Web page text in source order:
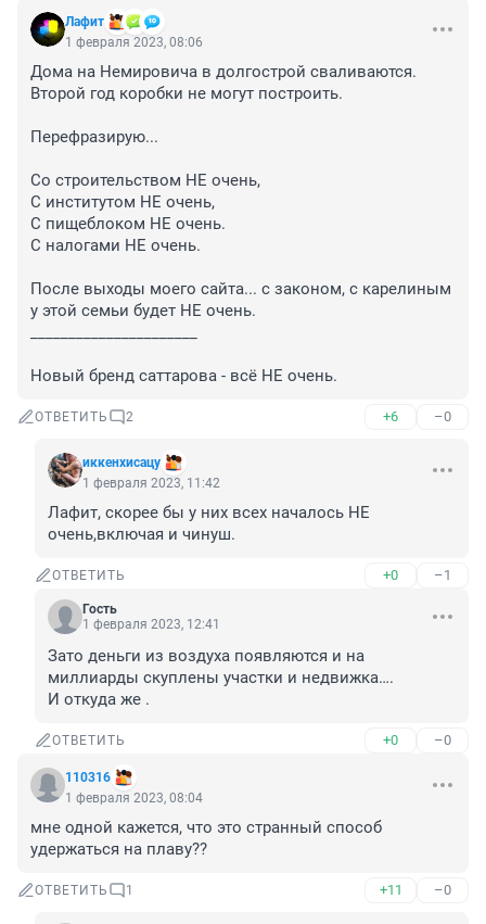
Лафит
1 февраля 2023, 08:06
Дома на Немировича в долгострой сваливаются.
Второй год коробки не могут построить.
Перефразирую...
Со строительством НЕ очень,
С институтом НЕ очень,
С пищеблоком НЕ очень.
С налогами НЕ очень.
После выходы моего сайта... с законом, с карелиным
у этой семьи будет НЕ очень.
Новый бренд саттарова - всё НЕ очень.
ОТВЕТИТЬ 2 +6 –0
иккенхисацу
1 февраля 2023, 11:42
Лафит, скорее бы у них всех началось НЕ
очень,включая и чинуш.
ОТВЕТИТЬ +0 –1
Гость
1 февраля 2023, 12:41
Зато деньги из воздуха появляются и на
миллиарды скуплены участки и недвижка….
И откуда же .
ОТВЕТИТЬ +0 –0
110316
1 февраля 2023, 08:04
мне одной кажется, что это странный способ
удержаться на плаву??
ОТВЕТИТЬ 1 +11 –0